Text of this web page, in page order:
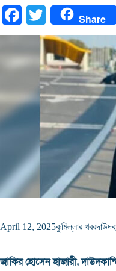
FacebookTwitter Share
April 12, 2025কুমিল্লার খবর
জাকির হোসেন হাজারী,